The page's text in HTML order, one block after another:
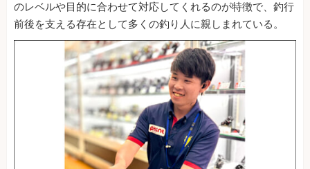
のレベルや目的に合わせて対応してくれるのが特徴で、釣行
前後を支える存在として多くの釣り人に親しまれている。